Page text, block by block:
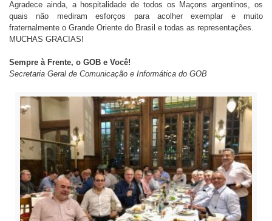
Agradece ainda, a hospitalidade de todos os Maçons argentinos, os
quais não mediram esforços para acolher exemplar e muito
fraternalmente o Grande Oriente do Brasil e todas as representações.
MUCHAS GRACIAS!
Sempre à Frente, o GOB e Você!
Secretaria Geral de Comunicação e Informática do GOB